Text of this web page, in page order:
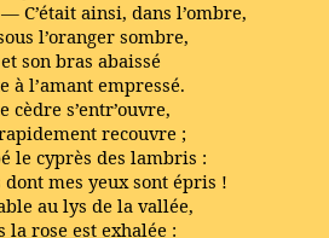
C’était ainsi, dans l’ombre,
l’oranger sombre,
son bras abaissé
l’amant empressé.
s’entr’ouvre,
recouvre ;
le cyprès des lambris :
mes yeux sont épris !
au lys de la vallée,
la rose est exhalée :